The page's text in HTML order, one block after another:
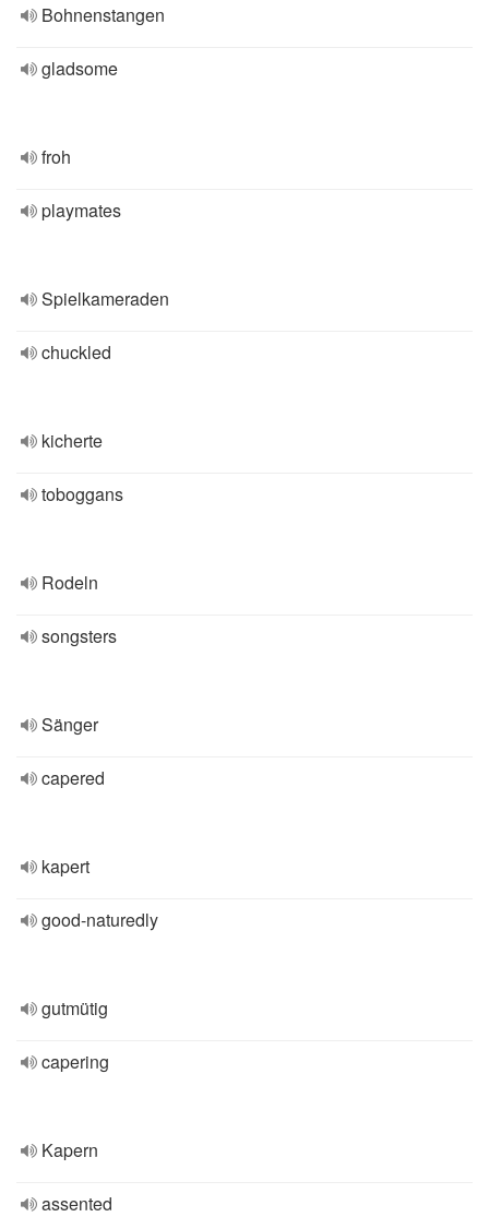
Bohnenstangen
gladsome
froh
playmates
Spielkameraden
chuckled
kicherte
toboggans
Rodeln
songsters
Sänger
capered
kapert
good-naturedly
gutmütig
capering
Kapern
assented